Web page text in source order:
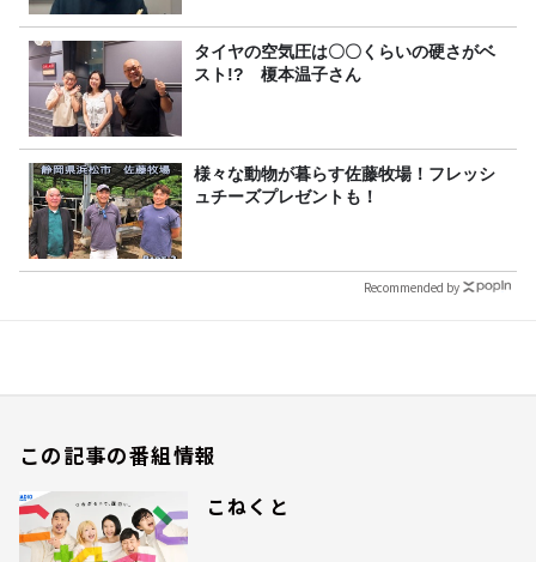
タイヤの空気圧は〇〇くらいの硬さがベ
スト!? 榎本温子さん
様々な動物が暮らす佐藤牧場！フレッシ
ュチーズプレゼントも！
Recommended by
この記事の番組情報
こねくと